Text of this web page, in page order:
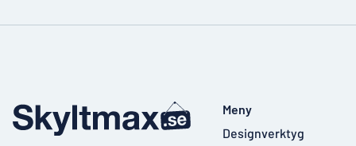
Meny
Designverktyg